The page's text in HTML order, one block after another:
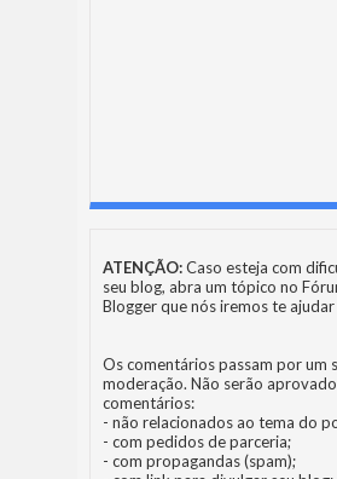
ATENÇÃO:Caso esteja com
seu blog, abra um tópico no
Bloggerque nós iremos te ajudar
Os comentários passam por um
moderação. Não serão
comentários:
- não relacionados ao tema do
- com pedidos de parceria;
- com propagandas (spam);